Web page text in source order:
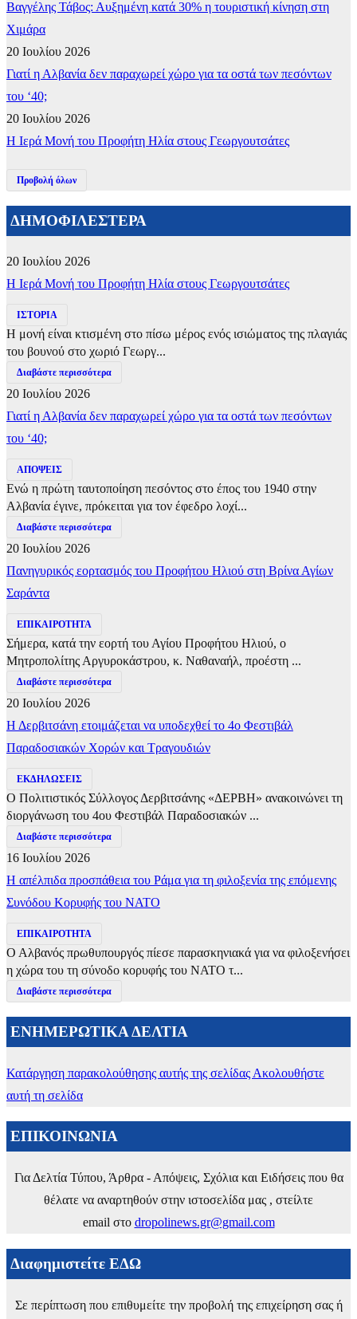
Βαγγέλης Τάβος: Αυξημένη κατά 30% η τουριστική κίνηση στη
Χιμάρα
20 Ιουλίου 2026
Γιατί η Αλβανία δεν παραχωρεί χώρο για τα οστά των πεσόντων
του ‘40;
20 Ιουλίου 2026
​Η Ιερά Μονή του Προφήτη Ηλία στους Γεωργουτσάτες
Προβολή όλων
ΔΗΜΟΦΙΛΕΣΤΕΡΑ
20 Ιουλίου 2026
​Η Ιερά Μονή του Προφήτη Ηλία στους Γεωργουτσάτες
ΙΣΤΟΡΙΑ
Η μονή είναι κτισμένη στο πίσω μέρος ενός ισιώματος της πλαγιάς
του βουνού στο χωριό Γεωργ...
Διαβάστε περισσότερα
20 Ιουλίου 2026
Γιατί η Αλβανία δεν παραχωρεί χώρο για τα οστά των πεσόντων
του ‘40;
ΑΠΟΨΕΙΣ
Ενώ η πρώτη ταυτοποίηση πεσόντος στο έπος του 1940 στην
Αλβανία έγινε, πρόκειται για τον έφεδρο λοχί...
Διαβάστε περισσότερα
20 Ιουλίου 2026
Πανηγυρικός εορτασμός του Προφήτου Ηλιού στη Βρίνα Αγίων
Σαράντα
ΕΠΙΚΑΙΡΟΤΗΤΑ
Σήμερα, κατά την εορτή του Αγίου Προφήτου Ηλιού, ο
Μητροπολίτης Αργυροκάστρου, κ. Ναθαναήλ, προέστη ...
Διαβάστε περισσότερα
20 Ιουλίου 2026
Η Δερβιτσάνη ετοιμάζεται να υποδεχθεί το 4ο Φεστιβάλ
Παραδοσιακών Χορών και Τραγουδιών
ΕΚΔΗΛΩΣΕΙΣ
Ο Πολιτιστικός Σύλλογος Δερβιτσάνης «ΔΕΡΒΗ» ανακοινώνει τη
διοργάνωση του 4ου Φεστιβάλ Παραδοσιακών ...
Διαβάστε περισσότερα
16 Ιουλίου 2026
Η απέλπιδα προσπάθεια του Ράμα για τη φιλοξενία της επόμενης
Συνόδου Κορυφής του ΝΑΤΟ
ΕΠΙΚΑΙΡΟΤΗΤΑ
Ο Αλβανός πρωθυπουργός πίεσε παρασκηνιακά για να φιλοξενήσει
η χώρα του τη σύνοδο κορυφής του ΝΑΤΟ τ...
Διαβάστε περισσότερα
ΕΝΗΜΕΡΩΤΙΚΑ ΔΕΛΤΙΑ
Κατάργηση παρακολούθησης αυτής της σελίδας Ακολουθήστε
αυτή τη σελίδα
ΕΠΙΚΟΙΝΩΝΙΑ
Για Δελτία Τύπου, Άρθρα - Απόψεις, Σχόλια και Ειδήσεις που θα
θέλατε να αναρτηθούν στην ιστοσελίδα μας , στείλτε
email στο dropolinews.gr@gmail.com
Διαφημιστείτε ΕΔΩ
Σε περίπτωση που επιθυμείτε την προβολή της επιχείρηση σας ή